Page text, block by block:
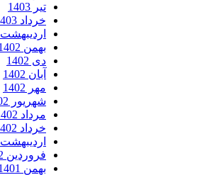
تیر 1403
خرداد 1403
اردیبهشت 1403
بهمن 1402
دی 1402
آبان 1402
مهر 1402
شهریور 1402
مرداد 1402
خرداد 1402
اردیبهشت 1402
فروردین 1402
بهمن 1401